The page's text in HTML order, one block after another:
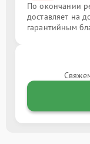
По окончании
доставляет на
гарантийным